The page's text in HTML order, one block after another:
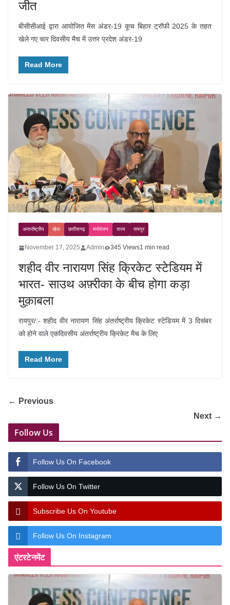
जीत
बीसीसीआई द्वारा आयोजित मेंस अंडर-19 कूच बिहार ट्रॉफी 2025 के तहत
खेले गए चार दिवसीय मैच में उत्तर प्रदेश अंडर-19
Read More
अन्तर्राष्ट्रीय खेल छत्तीसगढ़ मनोरंजन राज्य रायपुर
November 17, 2025 Admin 345 Views1 min read
शहीद वीर नारायण सिंह क्रिकेट स्टेडियम में
भारत- साउथ अफ़्रीका के बीच होगा कड़ा
मुक़ाबला
रायपुर/:- शहीद वीर नारायण सिंह अंतर्राष्ट्रीय क्रिकेट स्टेडियम में 3 दिसंबर
को होने वाले एकदिवसीय अंतर्राष्ट्रीय क्रिकेट मैच के लिए
Read More
← Previous
Next →
Follow Us
Follow Us On Facebook
Follow Us On Twitter
Subscribe Us On Youtube
Follow Us On Instagram
एंटरटेनमेंट